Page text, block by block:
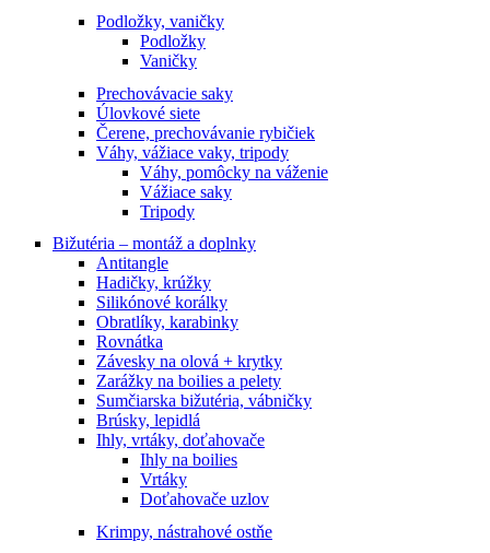
Podložky, vaničky
Podložky
Vaničky
Prechovávacie saky
Úlovkové siete
Čerene, prechovávanie rybičiek
Váhy, vážiace vaky, tripody
Váhy, pomôcky na váženie
Vážiace saky
Tripody
Bižutéria – montáž a doplnky
Antitangle
Hadičky, krúžky
Silikónové korálky
Obratlíky, karabinky
Rovnátka
Závesky na olová + krytky
Zarážky na boilies a pelety
Sumčiarska bižutéria, vábničky
Brúsky, lepidlá
Ihly, vrtáky, doťahovače
Ihly na boilies
Vrtáky
Doťahovače uzlov
Krimpy, nástrahové ostňe